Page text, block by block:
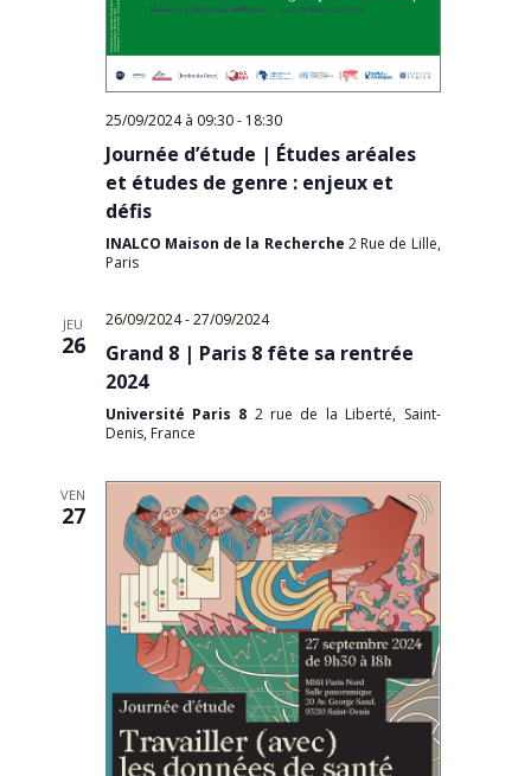
25/09/2024 à 09:30- 18:30
Journée d’étude | Études aréales
et études de genre : enjeux et
défis
INALCO Maison de la Recherche 2 Rue de Lille,
Paris
JEU
26
26/09/2024-27/09/2024
Grand 8 | Paris 8 fête sa rentrée
2024
Université Paris 8 2 rue de la Liberté, Saint-
Denis, France
VEN
27